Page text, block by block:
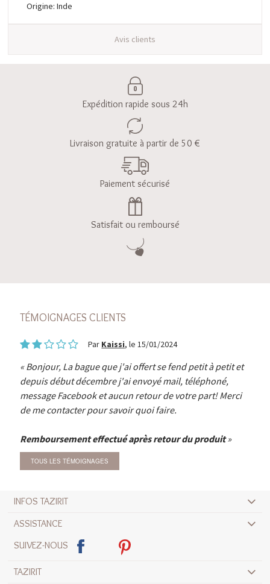
Origine: Inde
Avis clients
Expédition rapide sous 24h
Livraison gratuite à partir de 50 €
Paiement sécurisé
Satisfait ou remboursé
TÉMOIGNAGES CLIENTS
Par Kaissi, le 15/01/2024
Bonjour, La bague que j'ai offert se fend petit à petit et
depuis début décembre j'ai envoyé mail, téléphoné,
message Facebook et aucun retour de votre part! Merci
de me contacter pour savoir quoi faire.
Remboursement effectué après retour du produit
TOUS LES TÉMOIGNAGES
INFOS TAZIRIT
ASSISTANCE
SUIVEZ-NOUS
TAZIRIT